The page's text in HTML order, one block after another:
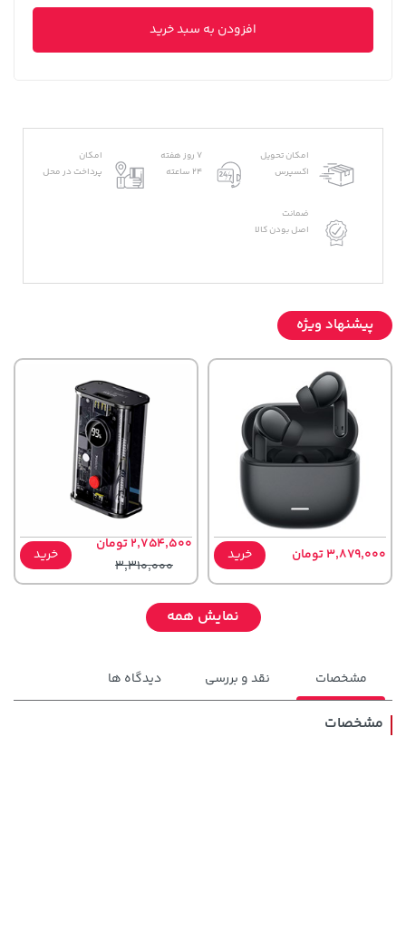
افزودن به سبد خرید
امکان تحویل
اکسپرس
7 روز هفته
24 ساعته
امکان
پرداخت در محل
ضمانت
اصل بودن کالا
پیشنهاد ویژه
3,879,000 تومان خرید
2,754,500 تومان
3,310,000
خرید
نمایش همه
مشخصات نقد و بررسی دیدگاه ها
مشخصات